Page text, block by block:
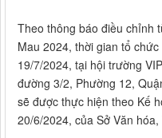
Theo thông báo điều chỉnh
Mau 2024, thời gian tổ
19/7/2024, tại hội trường
đường 3/2, Phường 12,
sẽ được thực hiện theo Kế
20/6/2024, của Sở Văn